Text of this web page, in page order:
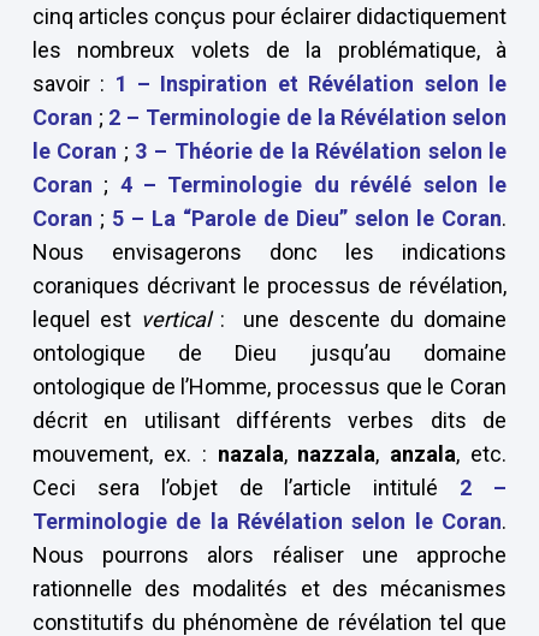
cinq articles conçus pour éclairer didactiquement
les nombreux volets de la problématique, à
savoir : 1 – Inspiration et Révélation selon le
Coran ; 2 – Terminologie de la Révélation selon
le Coran ; 3 – Théorie de la Révélation selon le
Coran ; 4 – Terminologie du révélé selon le
Coran ; 5 – La “Parole de Dieu” selon le Coran.
Nous envisagerons donc les indications
coraniques décrivant le processus de révélation,
lequel est vertical: une descente du domaine
ontologique de Dieu jusqu’au domaine
ontologique de l’Homme, processus que le Coran
décrit en utilisant différents verbes dits de
mouvement, ex. : nazala, nazzala, anzala, etc.
Ceci sera l’objet de l’article intitulé 2 –
Terminologie de la Révélation selon le Coran.
Nous pourrons alors réaliser une approche
rationnelle des modalités et des mécanismes
constitutifs du phénomène de révélation tel que